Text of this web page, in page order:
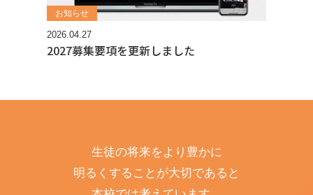
お知らせ
2026.04.27
2027募集要項を更新しました
生徒の将来をより豊かに
明るくすることが大切であると